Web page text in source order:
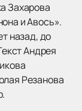
Захарова
и Авось».
назад, до
Андрея
Резанова